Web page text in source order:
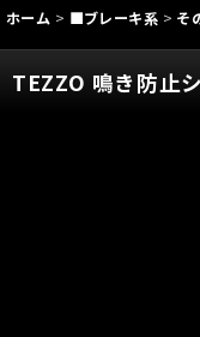
ホーム > ■ブレーキ系 > そ
TEZZO 鳴き防止